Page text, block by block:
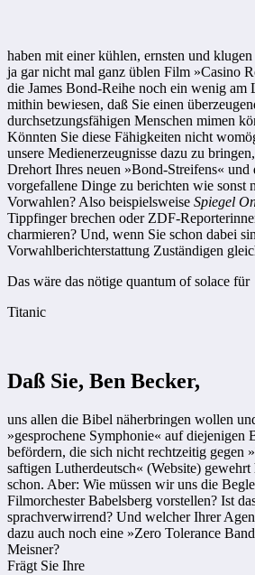
haben mit einer kühlen, ernsten und
ja gar nicht mal ganz üblen Film ­»Casino
die James Bond-Reihe noch ein wenig am
mithin bewiesen, daß Sie einen
durchsetzungsfähigen Menschen mimen
Könnten Sie diese Fähigkeiten nicht
unsere Medienerzeugnisse dazu zu
Drehort Ihres neuen »Bond-Streifens« und
vorgefallene Dinge zu berichten wie sonst
Vorwahlen? Also beispielsweise Spiegel
Tippfinger brechen oder ZDF-
charmieren? Und, wenn Sie schon dabei
Vorwahlberichterstattung Zuständigen
Das wäre das nötige quantum of solace für
Titanic
Daß Sie, Ben Becker,
uns allen die Bibel näherbringen wollen
»gesprochene Symphonie« auf diejenigen
befördern, die sich nicht rechtzeitig gegen
saftigen Lutherdeutsch« (Website)
schon. Aber: Wie müssen wir uns die
Filmorchester Babelsberg vorstellen? Ist
sprachverwirrend? Und welcher Ihrer
dazu auch noch eine »Zero Tolerance
Meisner?
Frägt Sie Ihre